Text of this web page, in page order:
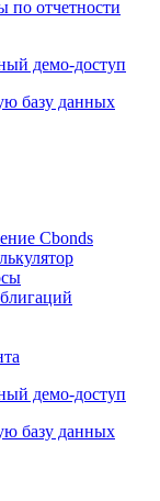
по отчетности
демо-доступ
базу данных
Cbonds
демо-доступ
базу данных